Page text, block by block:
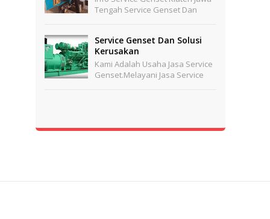
Tengah Service Genset Dan
Klaten JawaTengah Dan Seki...
Service Genset Dan Solusi
Kerusakan
Kami Adalah Usaha Jasa Service
Genset.melayani Jasa Service